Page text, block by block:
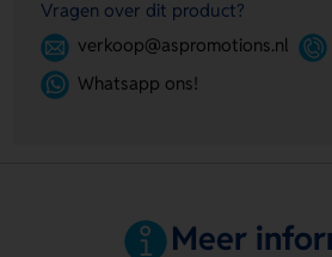
Vragen over dit product?
verkoop@aspromotions.nl
Whatsapp ons!
Meer